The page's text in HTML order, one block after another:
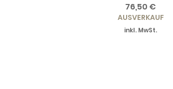
Preis
76,50 €
AUSVERKAUF
inkl. MwSt.